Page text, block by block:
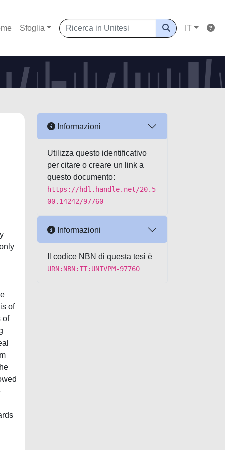
Sfoglia IT
of
of
Informazioni
Utilizza questo identificativo
per citare o creare un link a
questo documento:
https://hdl.handle.net/20.5
00.14242/97760
Informazioni
Il codice NBN di questa tesi è
URN:NBN:IT:UNIVPM-97760